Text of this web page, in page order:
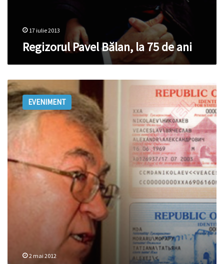
17 iulie 2013
Regizorul Pavel Bălan, la 75 de ani
Operaţiunea
Molojen.
Episodul
„Profanarea”
EVENIMENT
2 mai 2012